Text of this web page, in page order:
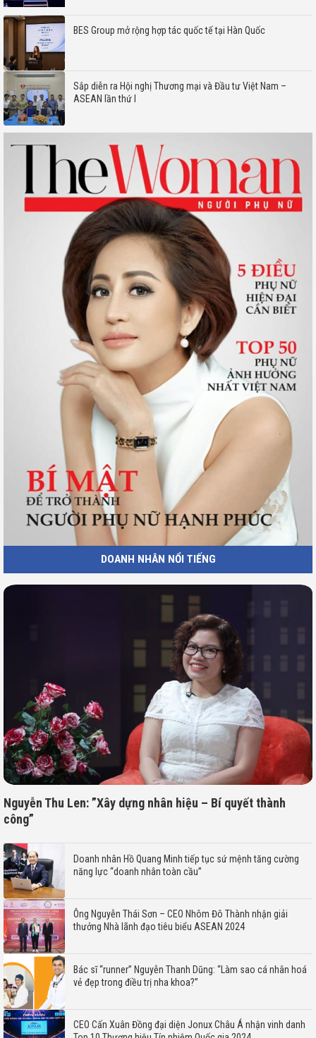
BES Group mở rộng hợp tác quốc tế tại Hàn Quốc
Sắp diễn ra Hội nghị Thương mại và Đầu tư Việt Nam –
ASEAN lần thứ I
DOANH NHÂN NỔI TIẾNG
Nguyễn Thu Len: ”Xây dựng nhân hiệu – Bí quyết thành
công”
Doanh nhân Hồ Quang Minh tiếp tục sứ mệnh tăng cường
năng lực “doanh nhân toàn cầu”
Ông Nguyễn Thái Sơn – CEO Nhôm Đô Thành nhận giải
thưởng Nhà lãnh đạo tiêu biểu ASEAN 2024
Bác sĩ “runner” Nguyễn Thanh Dũng: “Làm sao cá nhân hoá
vẻ đẹp trong điều trị nha khoa?”
CEO Cấn Xuân Đồng đại diện Jonux Châu Á nhận vinh danh